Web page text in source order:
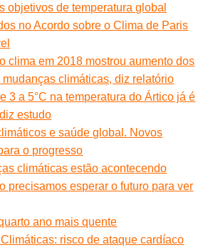
objetivos de temperatura global
no Acordo sobre o Clima de Paris
clima em 2018 mostrou aumento dos
mudanças climáticas, diz relatório
3 a 5°C na temperatura do Ártico já é
estudo
e saúde global. Novos
o progresso
climáticas estão acontecendo
precisamos esperar o futuro para ver
ano mais quente
risco de ataque cardíaco